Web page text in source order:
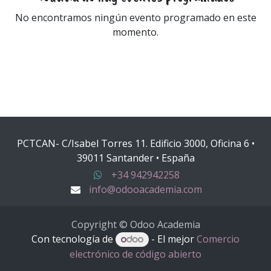
No encontramos ningún evento programado en este
momento.
PCTCAN- C/Isabel Torres 11. Edificio 3000, Oficina 6 •
39011 Santander • España
+34 942942258
info@odooacademia.com
Copyright © Odoo Academia
Con tecnología de
- El mejorComercio
electrónico de código abierto